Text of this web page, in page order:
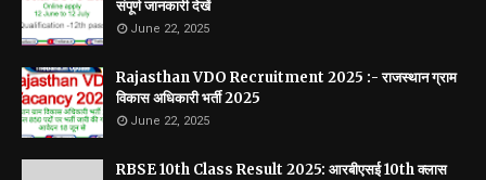
संपूर्ण जानकारी देखें
June 22, 2025
Rajasthan VDO Recruitment 2025 :- राजस्थान ग्राम
विकास अधिकारी भर्ती 2025
June 22, 2025
RBSE 10th Class Result 2025: आरबीएसई 10th क्लास